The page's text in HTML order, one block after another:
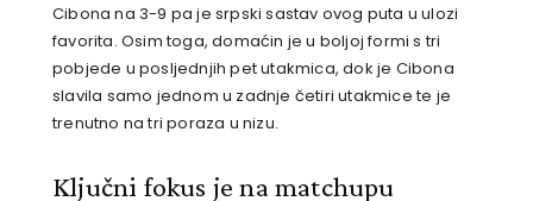
Cibona na 3-9 pa je srpski sastav ovog puta u ulozi
favorita. Osim toga, domaćin je u boljoj formi s tri
pobjede u posljednjih pet utakmica, dok je Cibona
slavila samo jednom u zadnje četiri utakmice te je
trenutno na tri poraza u nizu.
Ključni fokus je na matchupu